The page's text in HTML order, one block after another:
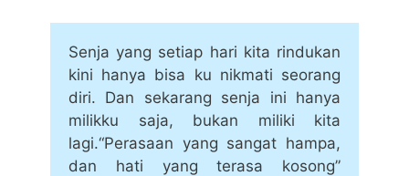
Senja yang setiap hari kita rindukan
kini hanya bisa ku nikmati seorang
diri. Dan sekarang senja ini hanya
milikku saja, bukan miliki kita
lagi.“Perasaan yang sangat hampa,
dan hati yang terasa kosong”